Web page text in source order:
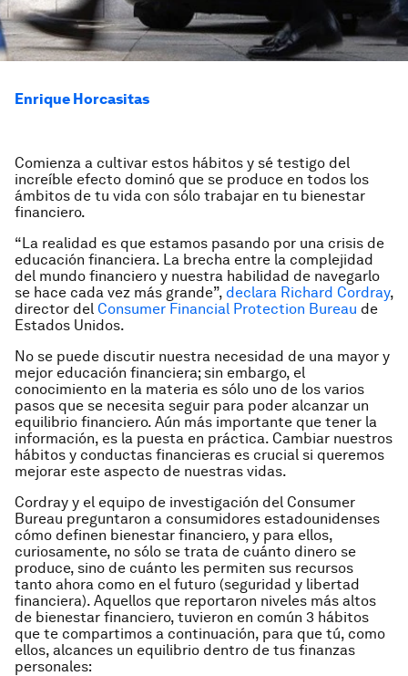
Enrique Horcasitas
Comienza a cultivar estos hábitos y sé testigo del
increíble efecto dominó que se produce en todos los
ámbitos de tu vida con sólo trabajar en tu bienestar
financiero.
“La realidad es que estamos pasando por una crisis de
educación financiera. La brecha entre la complejidad
del mundo financiero y nuestra habilidad de navegarlo
se hace cada vez más grande”, declara Richard Cordray,
director del Consumer Financial Protection Bureau de
Estados Unidos.
No se puede discutir nuestra necesidad de una mayor y
mejor educación financiera; sin embargo, el
conocimiento en la materia es sólo uno de los varios
pasos que se necesita seguir para poder alcanzar un
equilibrio financiero. Aún más importante que tener la
información, es la puesta en práctica. Cambiar nuestros
hábitos y conductas financieras es crucial si queremos
mejorar este aspecto de nuestras vidas.
Cordray y el equipo de investigación del Consumer
Bureau preguntaron a consumidores estadounidenses
cómo definen bienestar financiero, y para ellos,
curiosamente, no sólo se trata de cuánto dinero se
produce, sino de cuánto les permiten sus recursos
tanto ahora como en el futuro (seguridad y libertad
financiera). Aquellos que reportaron niveles más altos
de bienestar financiero, tuvieron en común 3 hábitos
que te compartimos a continuación, para que tú, como
ellos, alcances un equilibrio dentro de tus finanzas
personales: